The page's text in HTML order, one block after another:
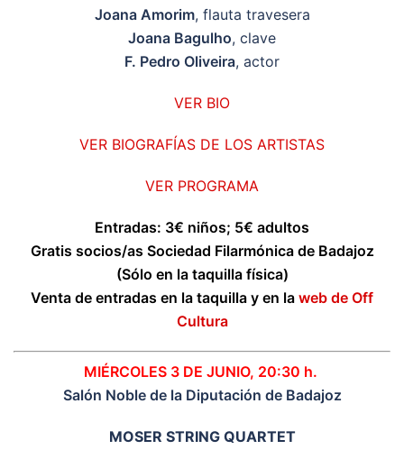
Joana Amorim, flauta travesera
Joana Bagulho, clave
F. Pedro Oliveira, actor
VER BIO
VER BIOGRAFÍAS DE LOS ARTISTAS
VER PROGRAMA
Entradas: 3€ niños; 5€ adultos
Gratis socios/as Sociedad Filarmónica de Badajoz
(Sólo en la taquilla física)
Venta de entradas en la taquilla y en la web de Off
Cultura
MIÉRCOLES 3 DE JUNIO, 20:30 h.
Salón Noble de la Diputación de Badajoz
MOSER STRING QUARTET